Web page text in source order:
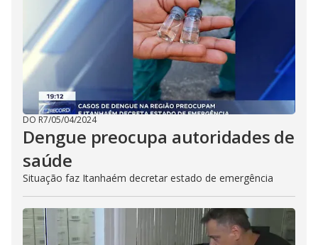
DO R7/05/04/2024
Dengue preocupa autoridades de
saúde
Situação faz Itanhaém decretar estado de emergência